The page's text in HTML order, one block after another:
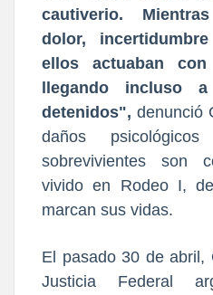
cautiverio.
dolor,
ellos actuaban
llegando incluso
detenidos", denunció
daños
sobrevivientes son
vivido en Rodeo I,
marcan sus vidas.
El pasado 30 de abril,
Justicia Federal